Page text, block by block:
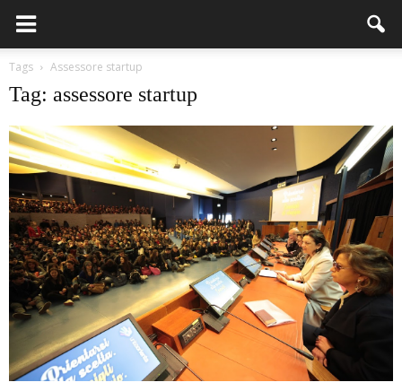
Tags Assessore startup
Tag: assessore startup